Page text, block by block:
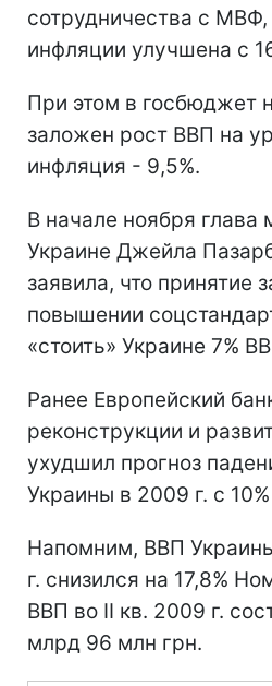
сотрудничества с МВФ,
инфляции улучшена с
При этом в госбюджет
заложен рост ВВП на
инфляция - 9,5%.
В начале ноября
Украине Джейла
заявила, что принятие
повышении
«стоить» Украине 7%
Ранее Европейский
реконструкции и
ухудшил прогноз
Украины в 2009 г. с
Напомним, ВВП Украины
г. снизился на 17,8%
ВВП во ІІ кв. 2009 г.
млрд 96 млн грн.